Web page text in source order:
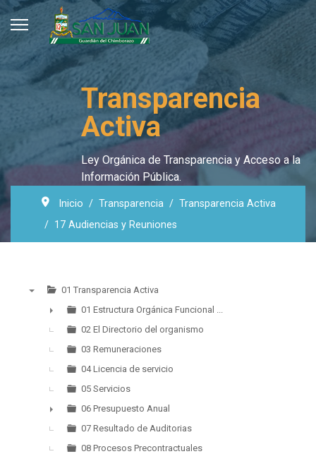
Transparencia
Activa
Ley Orgánica de Transparencia y Acceso a la
Información Pública.
Inicio Transparencia
Transparencia Activa
17 Audiencias y Reuniones
01 Transparencia Activa
►
01 Estructura Orgánica Funcional ...
02 El Directorio del organismo
03 Remuneraciones
04 Licencia de servicio
05 Servicios
►
06 Presupuesto Anual
07 Resultado de Auditorias
08 Procesos Precontractuales